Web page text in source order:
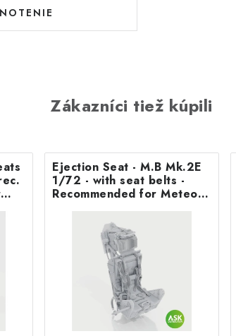
Zákazníci tiež kúpili
Ejection Seat - M.B Mk.2E
1/72 - with seat belts -
Recommended for Meteor